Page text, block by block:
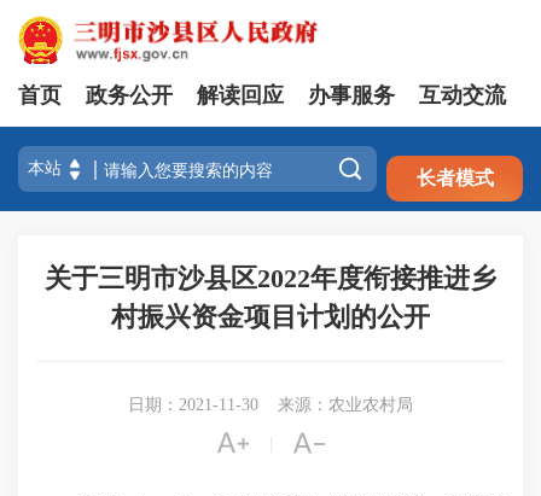
注册 登录
首页 政务公开 解读回应 办事服务 互动交流
 长者模式
关于三明市沙县区2022年度衔接推进乡
村振兴资金项目计划的公开
日期：2021-11-30 来源：农业农村局
 